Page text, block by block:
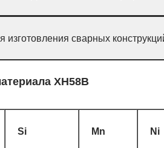
изготовления сварных
ХН58В
Si Mn Ni